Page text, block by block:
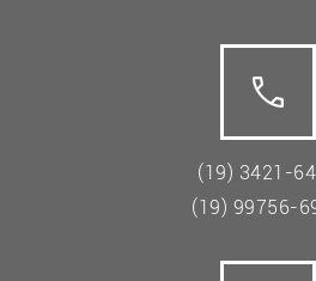
(19) 3421-
(19) 99756-